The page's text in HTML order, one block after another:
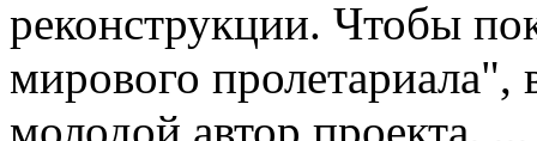
реконструкции. Чтобы
мирового пролетариала",
молодой автор проекта. ...